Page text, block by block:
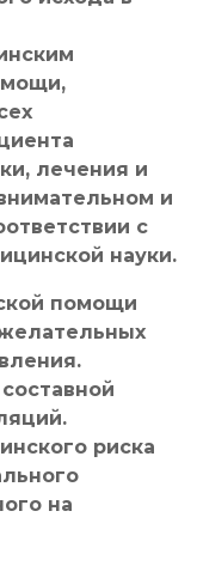
лечения и
и
с
науки.
помощи
риска
на